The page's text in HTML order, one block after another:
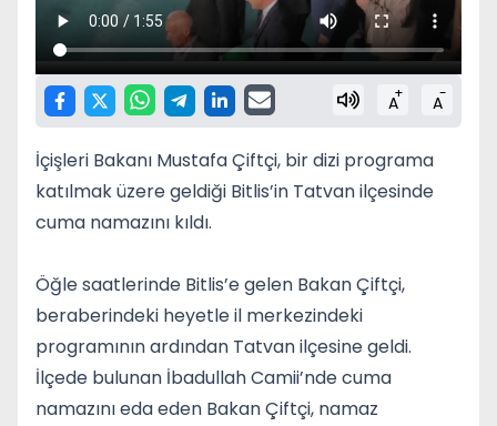
A+ A-
İçişleri Bakanı Mustafa Çiftçi, bir dizi programa
katılmak üzere geldiği Bitlis’in Tatvan ilçesinde
cuma namazını kıldı.
Öğle saatlerinde Bitlis’e gelen Bakan Çiftçi,
beraberindeki heyetle il merkezindeki
programının ardından Tatvan ilçesine geldi.
İlçede bulunan İbadullah Camii’nde cuma
namazını eda eden Bakan Çiftçi, namaz